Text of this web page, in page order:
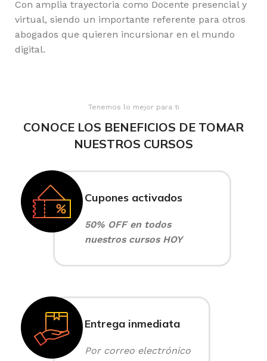
Con amplia trayectoria como Docente presencial y
virtual, siendo un importante referente para otros
abogados que quieren incursionar en el mundo
digital.
Tenemos lo mejor para ti
CONOCE LOS BENEFICIOS DE TOMAR
NUESTROS CURSOS
Cupones activados
50% OFF en todos
nuestros cursos HOY
Entrega inmediata
Por correo electrónico